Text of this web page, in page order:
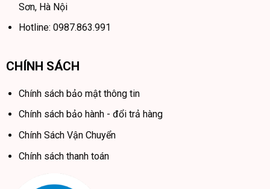
Sơn, Hà Nội
Hotline: 0987.863.991
CHÍNH SÁCH
Chính sách bảo mật thông tin
Chính sách bảo hành - đổi trả hàng
Chính Sách Vận Chuyển
Chính sách thanh toán